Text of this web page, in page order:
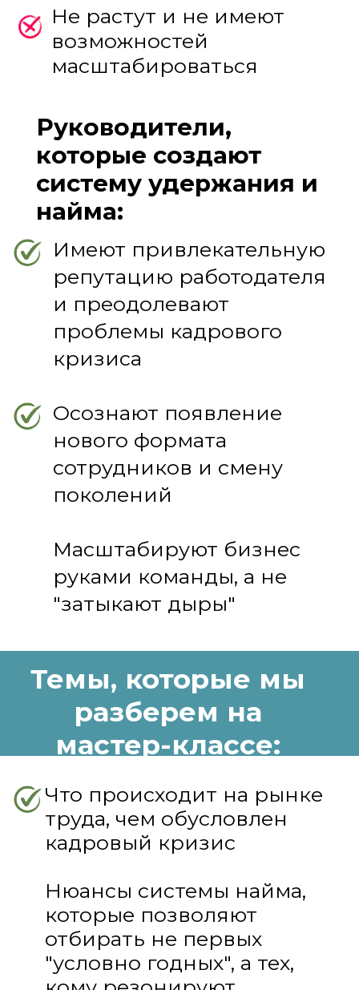
Что происходит на рынке
труда, чем обусловлен
Нюансы системы найма,
которые позволяют
отбирать не первых
"условно годных", а тех,
кому резонируют
ценности компании
Как сотрудники нового
поколения выбирают себе
работодателя, и в чем
работали раньше
Избегаете типичных
ошибок при проведении
Как изменилась парадигма
работы с командами за
последнее десятилетие
Как выстроить систему
удержания в малом
оклады
"Этический кодекс
компании на примере
школы английского языка
Helen Doron"
мастер-классе:
ЗАРЕГИСТРИРОВАТЬСЯ
СПИКЕР МАСТЕР-
КЛАССА